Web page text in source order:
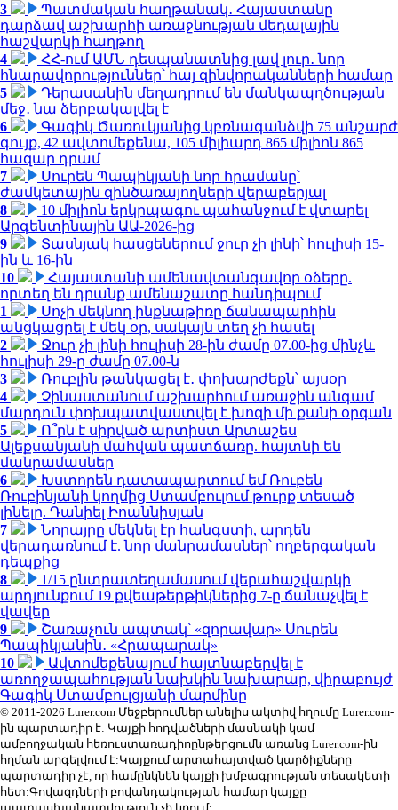
3
Պատմական հաղթանակ․ Հայաստանը
դարձավ աշխարհի առաջնության մեդալային
հաշվարկի հաղթող
4
ՀՀ-ում ԱՄՆ դեսպանատնից լավ լուր․ նոր
հնարավորություններ՝ հայ զինվորականների համար
5
Դերասանին մեղադրում են մանկապղծության
մեջ․ նա ձերբակալվել է
6
Գագիկ Ծառուկյանից կբռնագանձվի 75 անշարժ
գույք, 42 ավտոմեքենա, 105 միլիարդ 865 միլիոն 865
հազար դրամ
7
Սուրեն Պապիկյանի նոր հրամանը՝
ժամկետային զինծառայողների վերաբերյալ
8
10 միլիոն երկրպագու պահանջում է վտարել
Արգենտինային ԱԱ-2026-ից
9
Տասնյակ հասցեներում ջուր չի լինի՝ հուլիսի 15-
ին և 16-ին
10
Հայաստանի ամենավտանգավոր օձերը.
որտեղ են դրանք ամենաշատը հանդիպում
1
Սոչի մեկնող ինքնաթիռը ճանապարհին
անցկացրել է մեկ օր, սակայն տեղ չի հասել
2
Ջուր չի լինի հուլիսի 28-ին ժամը 07.00-ից մինչև
հուլիսի 29-ը ժամը 07.00-ն
3
Ռուբլին թանկացել է․ փոխարժեքն՝ այսօր
4
Չինաստանում աշխարհում առաջին անգամ
մարդուն փոխպատվաստվել է խոզի մի քանի օրգան
5
Ո՞րն է սիրված արտիստ Արտաշես
Ալեքսանյանի մահվան պատճառը. հայտնի են
մանրամասներ
6
Խստորեն դատապարտում եմ Ռուբեն
Ռուբինյանի կողմից Ստամբուլում թուրք տեսած
լինելը. Դանիել Իոաննիսյան
7
Նորայրը մեկնել էր հանգստի, արդեն
վերադառնում է. նոր մանրամասներ՝ ողբերգական
դեպքից
8
1/15 ընտրատեղամասում վերահաշվարկի
արդյունքում 19 քվեաթերթիկներից 7-ը ճանաչվել է
վավեր
9
Շառաչուն ապտակ՝ «զորավար» Սուրեն
Պապիկյանին․ «Հրապարակ»
10
Ավտոմեքենայում հայտնաբերվել է
առողջապահության նախկին նախարար, վիրաբույժ
Գագիկ Ստամբուլցյանի մարմինը
© 2011-2026 Lurer.com Մեջբերումներ անելիս ակտիվ հղումը Lurer.com-
ին պարտադիր է: Կայքի հոդվածների մասնակի կամ
ամբողջական հեռուստառադիոընթերցումն առանց Lurer.com-ին
հղման արգելվում է:Կայքում արտահայտված կարծիքները
պարտադիր չէ, որ համընկնեն կայքի խմբագրության տեսակետի
հետ:Գովազդների բովանդակության համար կայքը